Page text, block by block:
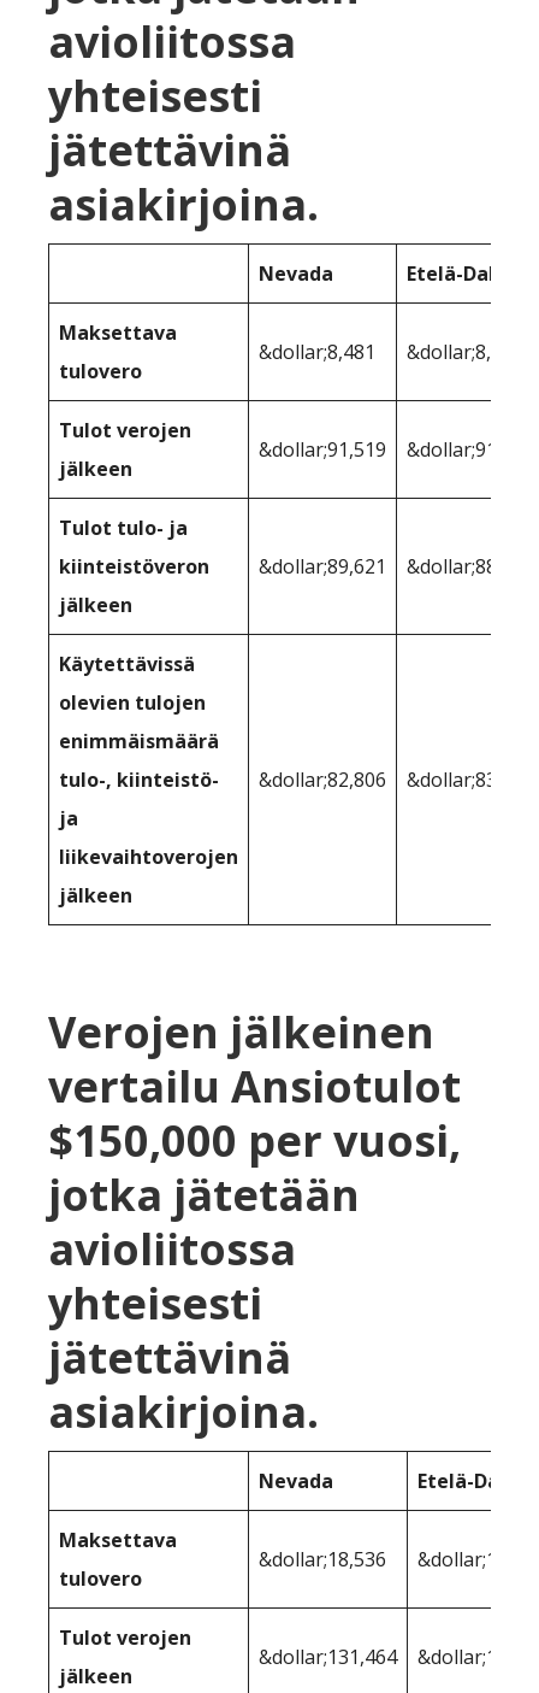
avioliitossa
yhteisesti
jätettävinä
asiakirjoina.
Nevada Etelä-Dakota
Maksettava
tulovero
&dollar;8,481 &dollar;8,481
Tulot verojen
jälkeen
&dollar;91,519 &dollar;91,519
Tulot tulo- ja
kiinteistöveron
jälkeen
&dollar;89,621 &dollar;88,462
Käytettävissä
olevien tulojen
enimmäismäärä
tulo-, kiinteistö-
ja
liikevaihtoverojen
jälkeen
&dollar;82,806 &dollar;83,141
Verojen jälkeinen
vertailu Ansiotulot
$150,000 per vuosi,
jotka jätetään
avioliitossa
yhteisesti
jätettävinä
asiakirjoina.
Nevada Etelä-
Maksettava
tulovero
&dollar;18,536
Tulot verojen
jälkeen
&dollar;131,464